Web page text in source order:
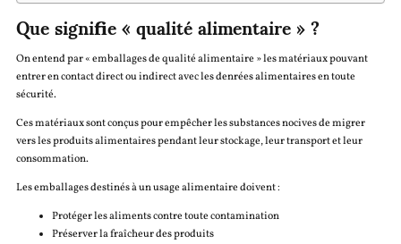
Que signifie « qualité alimentaire » ?
On entend par « emballages de qualité alimentaire » les matériaux pouvant
entrer en contact direct ou indirect avec les denrées alimentaires en toute
sécurité.
Ces matériaux sont conçus pour empêcher les substances nocives de migrer
vers les produits alimentaires pendant leur stockage, leur transport et leur
consommation.
Les emballages destinés à un usage alimentaire doivent :
Protéger les aliments contre toute contamination
Préserver la fraîcheur des produits